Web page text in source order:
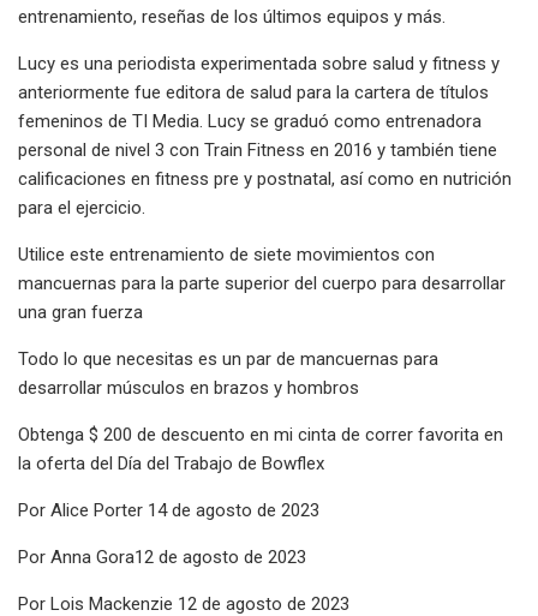
entrenamiento, reseñas de los últimos equipos y más.
Lucy es una periodista experimentada sobre salud y fitness y
anteriormente fue editora de salud para la cartera de títulos
femeninos de TI Media. Lucy se graduó como entrenadora
personal de nivel 3 con Train Fitness en 2016 y también tiene
calificaciones en fitness pre y postnatal, así como en nutrición
para el ejercicio.
Utilice este entrenamiento de siete movimientos con
mancuernas para la parte superior del cuerpo para desarrollar
una gran fuerza
Todo lo que necesitas es un par de mancuernas para
desarrollar músculos en brazos y hombros
Obtenga $ 200 de descuento en mi cinta de correr favorita en
la oferta del Día del Trabajo de Bowflex
Por Alice Porter 14 de agosto de 2023
Por Anna Gora12 de agosto de 2023
Por Lois Mackenzie 12 de agosto de 2023